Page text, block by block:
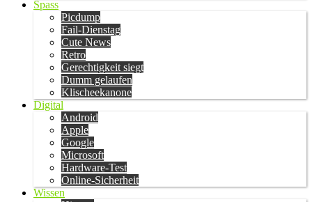
Spass
Picdump
Fail-Dienstag
Cute News
Retro
Gerechtigkeit siegt
Dumm gelaufen
Klischeekanone
Digital
Android
Apple
Google
Microsoft
Hardware-Test
Online-Sicherheit
Wissen